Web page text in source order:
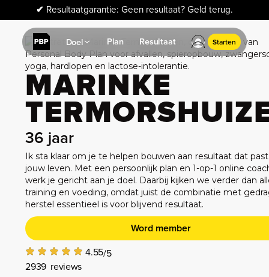
✔ Resultaatgarantie: Geen resultaat? Geld terug.
Doel Plan Resultaat Starten
MARINKE
36 jaar
Ik sta klaar om je te helpen bouwen aan resultaat dat
jouw leven. Met een persoonlijk plan en 1-op-1 online
werk je gericht aan je doel. Daarbij kijken we verder dan
training en voeding, omdat juist de combinatie met
herstel essentieel is voor blijvend resultaat.
Word member
4.55/5
2939 reviews